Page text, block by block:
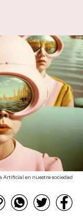
Artificial en nuestra sociedad